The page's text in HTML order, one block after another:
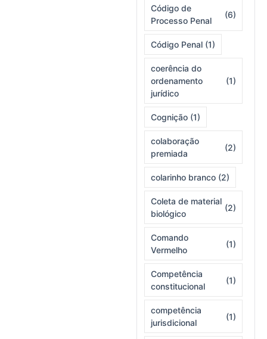
Código de
Processo Penal
(6)
Código Penal (1)
coerência do
ordenamento
jurídico
(1)
Cognição (1)
colaboração
premiada
(2)
colarinho branco (2)
Coleta de material
biológico
(2)
Comando
Vermelho
(1)
Competência
constitucional
(1)
competência
jurisdicional
(1)